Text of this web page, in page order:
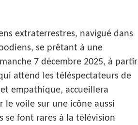
extraterrestres, navigué dans
se prêtant à une
7 décembre 2025, à partir
attend les téléspectateurs de
empathique, accueillera
voile sur une icône aussi
se font rares à la télévision